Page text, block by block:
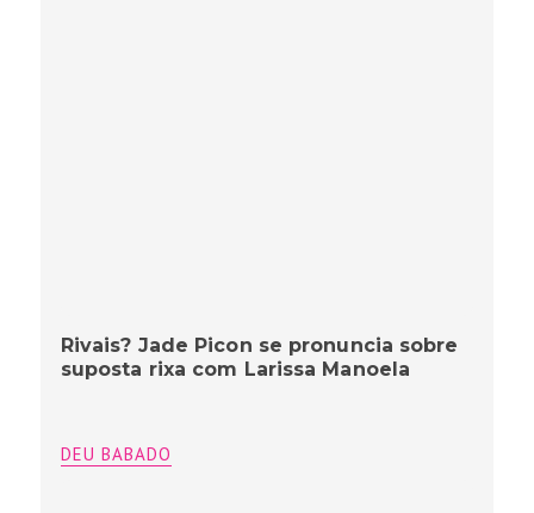
Rivais? Jade Picon se pronuncia sobre
suposta rixa com Larissa Manoela
DEU BABADO